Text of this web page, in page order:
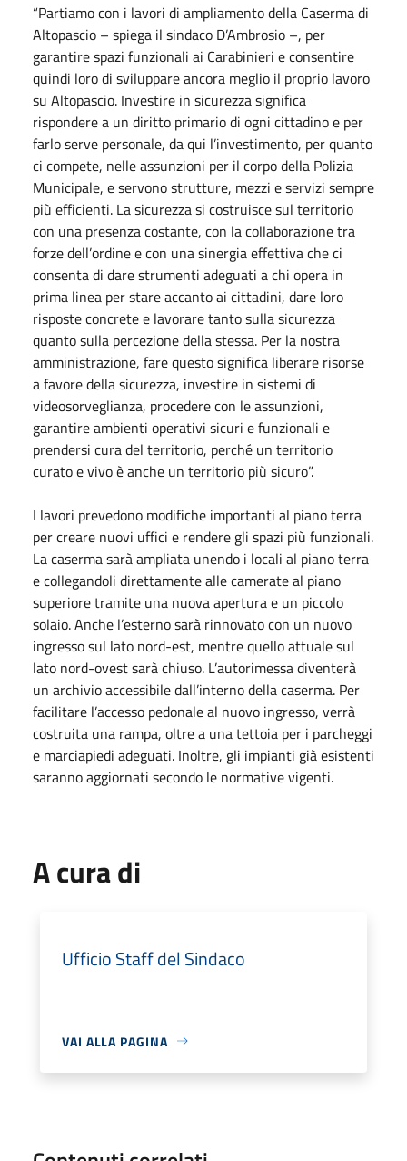
“Partiamo con i lavori di ampliamento della Caserma di
Altopascio – spiega il sindaco D’Ambrosio –, per
garantire spazi funzionali ai Carabinieri e consentire
quindi loro di sviluppare ancora meglio il proprio lavoro
su Altopascio. Investire in sicurezza significa
rispondere a un diritto primario di ogni cittadino e per
farlo serve personale, da qui l’investimento, per quanto
ci compete, nelle assunzioni per il corpo della Polizia
Municipale, e servono strutture, mezzi e servizi sempre
più efficienti. La sicurezza si costruisce sul territorio
con una presenza costante, con la collaborazione tra
forze dell’ordine e con una sinergia effettiva che ci
consenta di dare strumenti adeguati a chi opera in
prima linea per stare accanto ai cittadini, dare loro
risposte concrete e lavorare tanto sulla sicurezza
quanto sulla percezione della stessa. Per la nostra
amministrazione, fare questo significa liberare risorse
a favore della sicurezza, investire in sistemi di
videosorveglianza, procedere con le assunzioni,
garantire ambienti operativi sicuri e funzionali e
prendersi cura del territorio, perché un territorio
curato e vivo è anche un territorio più sicuro”.
I lavori prevedono modifiche importanti al piano terra
per creare nuovi uffici e rendere gli spazi più funzionali.
La caserma sarà ampliata unendo i locali al piano terra
e collegandoli direttamente alle camerate al piano
superiore tramite una nuova apertura e un piccolo
solaio. Anche l’esterno sarà rinnovato con un nuovo
ingresso sul lato nord-est, mentre quello attuale sul
lato nord-ovest sarà chiuso. L’autorimessa diventerà
un archivio accessibile dall’interno della caserma. Per
facilitare l’accesso pedonale al nuovo ingresso, verrà
costruita una rampa, oltre a una tettoia per i parcheggi
e marciapiedi adeguati. Inoltre, gli impianti già esistenti
saranno aggiornati secondo le normative vigenti.
A cura di
Ufficio Staff del Sindaco
VAI ALLA PAGINA